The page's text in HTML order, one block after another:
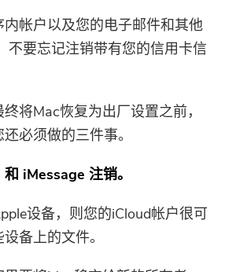
帐户以及您的电子邮件和其他
不要忘记注销带有您的信用卡信
将Mac恢复为出厂设置之前，
必须做的三件事。
iMessage 注销。
设备，则您的iCloud帐户很可
备上的文件。
你几乎完成。
们关于 iMyMac 应用程序
最佳交易和新闻。
温馨提示
件只能是这个软件只能在
载和使用。 您可以输入